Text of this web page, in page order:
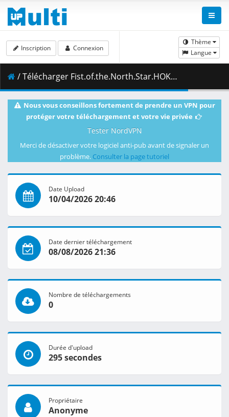
Thème
Langue
Inscription Connexion
/ Télécharger Fist.of.the.North.Star.HOKUTO.NO.KEN.S01E02.A.Better.Tomorrow.1080p.AMZN.WEB-DL.DUAL.DDP2.0.H.264.MSubs-ToonsHub.mkv.003 ( 426.37 MB )
Nous vous conseillons fortement de prendre un VPN pour
protéger votre téléchargement et votre vie privée
Tester NordVPN
Merci de désactiver votre logiciel anti-pub avant de signaler un
problème. Consulter la page tutoriel
Date Upload
10/04/2026 20:46
Date dernier téléchargement
08/08/2026 21:36
Nombre de téléchargements
0
Durée d'upload
295 secondes
Propriétaire
Anonyme